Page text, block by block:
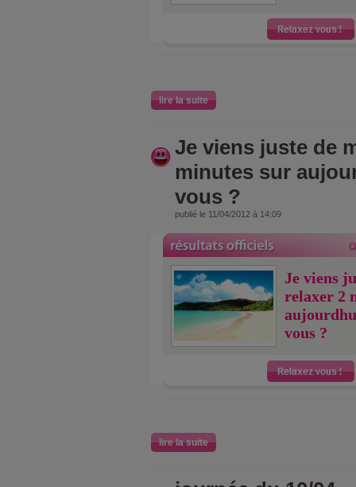
lire la suite
Je viens juste de
minutes sur
vous ?
publié le 11/04/2012 à 14:09
Je viens
relaxer 2
vous ?
lire la suite